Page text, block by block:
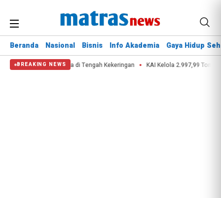
Beranda Nasional Bisnis Info Akademia Gaya Hidup
BREAKING NEWS
Selamatkan Nyawa di Tengah Kekeringan KAI Kelola 2.997,99 Ton